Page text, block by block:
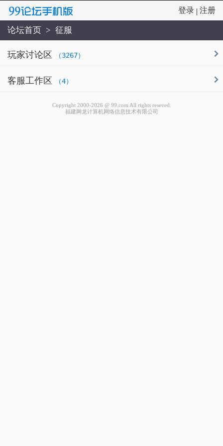
登录 | 注册
论坛首页 > 征服
玩家讨论区 （3267）
客服工作区 （4）
Copyright 2000-2026 @ 99.com All rights reseved.
福建网龙计算机网络信息技术有限公司